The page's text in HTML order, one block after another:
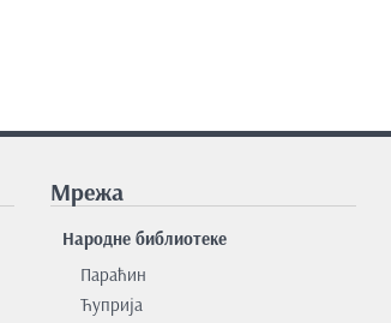
Мрежа
Народне библиотеке
Параћин
Ћуприја